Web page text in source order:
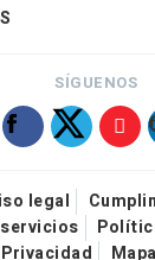
SÍGUENOS
legal